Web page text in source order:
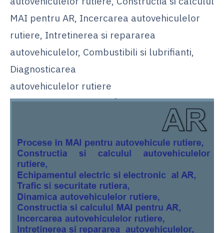
MAI pentru AR, Incercarea autovehiculelor
rutiere, Intretinerea si repararea
autovehiculelor, Combustibili si lubrifianti,
Diagnosticarea
autovehiculelor rutiere